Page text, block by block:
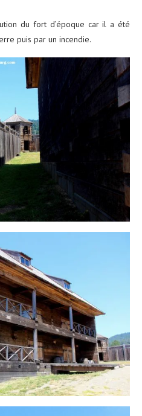
du fort d’époque car il a été
puis par un incendie.